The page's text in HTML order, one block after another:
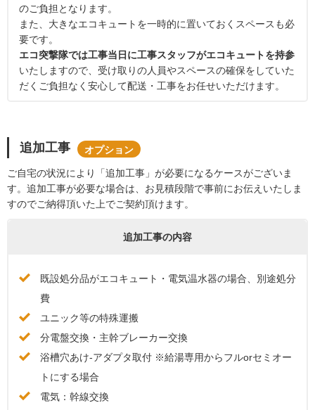
のご負担となります。
また、大きなエコキュートを一時的に置いておくスペースも必
要です。
エコ突撃隊では工事当日に工事スタッフがエコキュートを持参
いたしますので、受け取りの人員やスペースの確保をしていた
だくご負担なく安心して配送・工事をお任せいただけます。
追加工事 オプション
ご自宅の状況により「追加工事」が必要になるケースがございま
す。追加工事が必要な場合は、お見積段階で事前にお伝えいたしま
すのでご納得頂いた上でご契約頂けます。
追加工事の内容
既設処分品がエコキュート・電気温水器の場合、別途処分
費
ユニック等の特殊運搬
分電盤交換・主幹ブレーカー交換
浴槽穴あけ-アダプタ取付 ※給湯専用からフルorセミオー
トにする場合
電気：幹線交換